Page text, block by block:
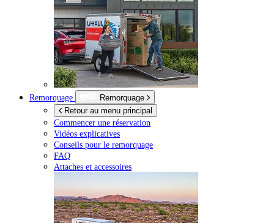
Remorquage
Remorquage
Retour au menu principal
Commencer une réservation
Vidéos explicatives
Conseils pour le remorquage
FAQ
Attaches et accessoires